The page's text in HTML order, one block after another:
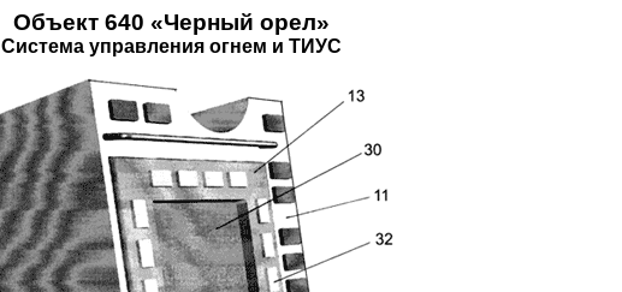
Объект 640 «Черный орел»
Система управления огнем и ТИУС